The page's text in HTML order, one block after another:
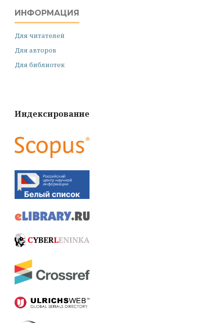
ИНФОРМАЦИЯ
Для читателей
Для авторов
Для библиотек
Индексирование